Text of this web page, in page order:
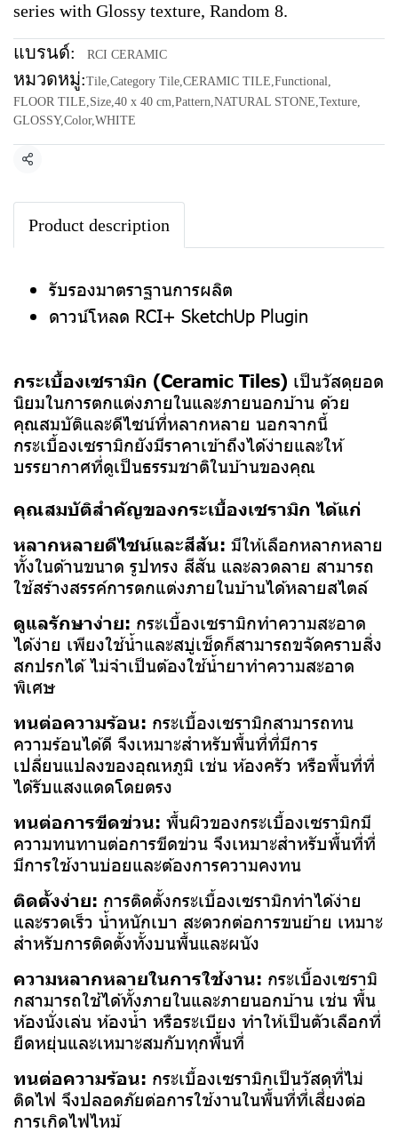
series with Glossy texture, Random 8.
แบรนด์: RCI CERAMIC
หมวดหมู่:Tile,Category Tile,CERAMIC TILE,Functional,
FLOOR TILE,Size,40 x 40 cm,Pattern,NATURAL STONE,Texture,
GLOSSY,Color,WHITE
แชร์
Product description
รับรองมาตราฐานการผลิต
ดาวน์โหลด RCI+ SketchUp Plugin
กระเบื้องเซรามิก (Ceramic Tiles) เป็นวัสดุยอด
นิยมในการตกแต่งภายในและภายนอกบ้าน ด้วย
คุณสมบัติและดีไซน์ที่หลากหลาย นอกจากนี้
กระเบื้องเซรามิกยังมีราคาเข้าถึงได้ง่ายและให้
บรรยากาศที่ดูเป็นธรรมชาติในบ้านของคุณ
คุณสมบัติสำคัญของกระเบื้องเซรามิก ได้แก่
หลากหลายดีไซน์และสีสัน: มีให้เลือกหลากหลาย
ทั้งในด้านขนาด รูปทรง สีสัน และลวดลาย สามารถ
ใช้สร้างสรรค์การตกแต่งภายในบ้านได้หลายสไตล์
ดูแลรักษาง่าย: กระเบื้องเซรามิกทำความสะอาด
ได้ง่าย เพียงใช้น้ำและสบู่เช็ดก็สามารถขจัดคราบสิ่ง
สกปรกได้ ไม่จำเป็นต้องใช้น้ำยาทำความสะอาด
พิเศษ
ทนต่อความร้อน: กระเบื้องเซรามิกสามารถทน
ความร้อนได้ดี จึงเหมาะสำหรับพื้นที่ที่มีการ
เปลี่ยนแปลงของอุณหภูมิ เช่น ห้องครัว หรือพื้นที่ที่
ได้รับแสงแดดโดยตรง
ทนต่อการขีดข่วน: พื้นผิวของกระเบื้องเซรามิกมี
ความทนทานต่อการขีดข่วน จึงเหมาะสำหรับพื้นที่ที่
มีการใช้งานบ่อยและต้องการความคงทน
ติดตั้งง่าย: การติดตั้งกระเบื้องเซรามิกทำได้ง่าย
และรวดเร็ว น้ำหนักเบา สะดวกต่อการขนย้าย เหมาะ
สำหรับการติดตั้งทั้งบนพื้นและผนัง
ความหลากหลายในการใช้งาน: กระเบื้องเซรามิ
กสามารถใช้ได้ทั้งภายในและภายนอกบ้าน เช่น พื้น
ห้องนั่งเล่น ห้องน้ำ หรือระเบียง ทำให้เป็นตัวเลือกที่
ยืดหยุ่นและเหมาะสมกับทุกพื้นที่
ทนต่อความร้อน: กระเบื้องเซรามิกเป็นวัสดุที่ไม่
ติดไฟ จึงปลอดภัยต่อการใช้งานในพื้นที่ที่เสี่ยงต่อ
การเกิดไฟไหม้